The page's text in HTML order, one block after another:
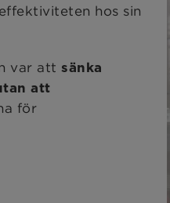
hos sin
var att sänka
att
för